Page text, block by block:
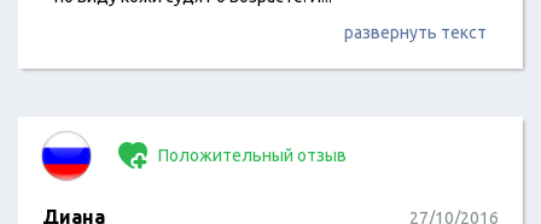
развернуть текст
Положительный отзыв
Диана 27/10/2016